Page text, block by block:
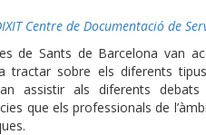
Centre de Documentació de
de Sants de Barcelona van
tractar sobre els diferents
assistir als diferents
que els professionals de